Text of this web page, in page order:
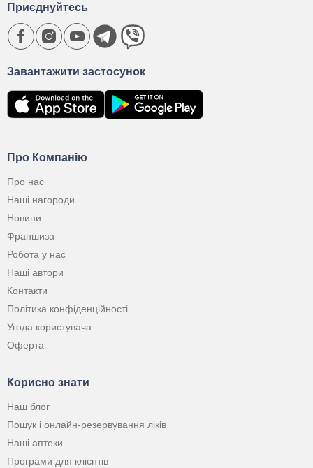
Про Компанію
Про нас
Наші нагороди
Новини
Франшиза
Робота у нас
Наші автори
Контакти
Політика конфіденційності
Угода користувача
Оферта
Корисно знати
Наш блог
Пошук і онлайн-резервування ліків
Наші аптеки
Програми для клієнтів
Завантажити застосунок
Приєднуйтесь